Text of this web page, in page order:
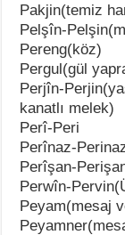
Pakjin(temiz
Pelşîn-
Pereng(köz)
Pergul(gül
Perjîn-
kanatlı melek)
Perî-Peri
Perînaz-
Perîşan-
Perwîn-
Peyam(mesaj